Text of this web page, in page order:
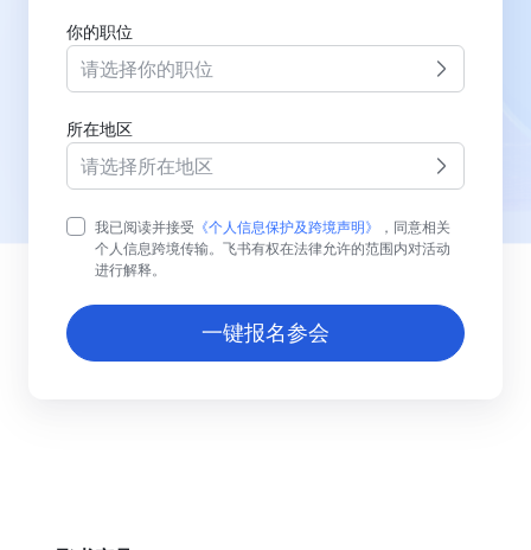
你的职位
请选择你的职位
所在地区
请选择所在地区
我已阅读并接受 《个人信息保护及跨境声明》
，同意相关
个人信息跨境传输。飞书有权在法律允许的范围内对活动
进行解释。
一键报名参会